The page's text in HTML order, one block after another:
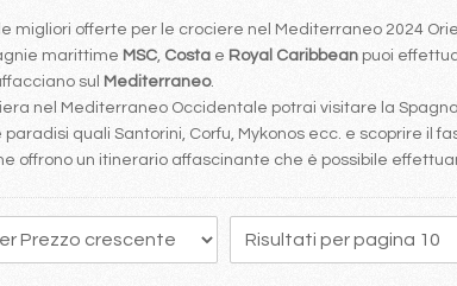
migliori offerte per le crociere nel Mediterraneo 2024
marittime MSC, Costa e Royal Caribbean puoi
sul
Mediterraneo.
nel Mediterraneo Occidentale potrai visitare la
quali Santorini, Corfu, Mykonos ecc. e scoprire il
offrono un itinerario affascinante che è possibile
1 2 3 4